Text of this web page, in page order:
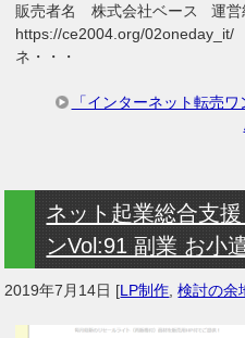
販売者名 株式会社ベース 運
https://ce2004.org/
ネ・・・
「インターネット転売
ネット起業総合支
ンVol:91 副業 お小
2019年7月14日 [LP制作 ,検討の余